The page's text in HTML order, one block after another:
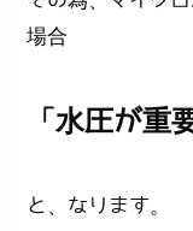
場合
「水圧が重
と、なります。